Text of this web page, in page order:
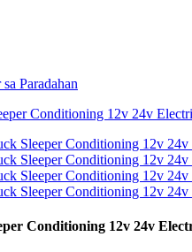
Paradahan
Conditioning 12v 24v